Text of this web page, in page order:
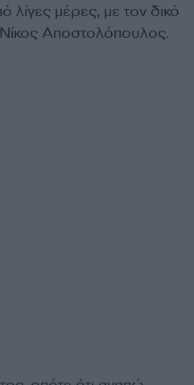
λίγες μέρες, με τον δικό
Αποστολόπουλος.